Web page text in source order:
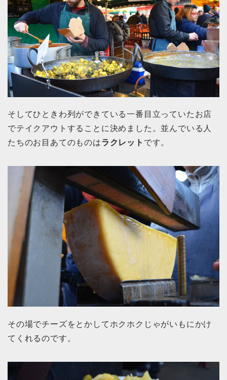
そしてひときわ列ができている一番目立っていたお店
でテイクアウトすることに決めました。並んでいる人
たちのお目あてのものはラクレット です。
その場でチーズをとかしてホクホクじゃがいもにかけ
てくれるのです。